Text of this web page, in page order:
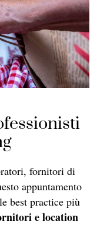
fornitori di
appuntamento
best practice più
e location